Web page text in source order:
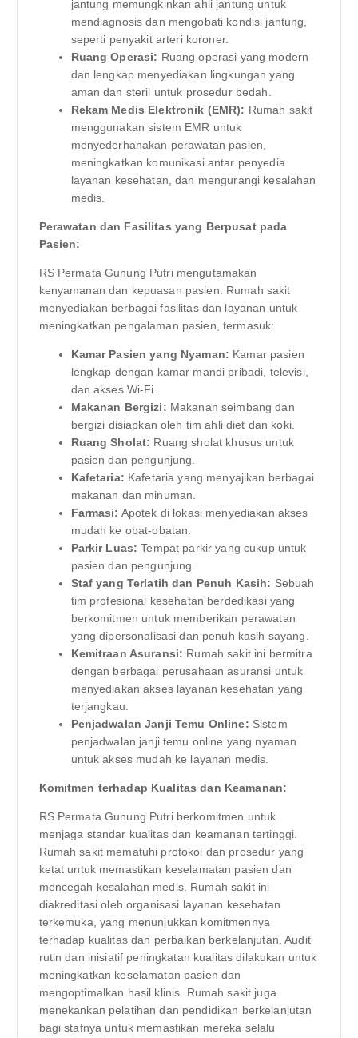
jantung memungkinkan ahli jantung untuk
mendiagnosis dan mengobati kondisi jantung,
seperti penyakit arteri koroner.
Ruang Operasi: Ruang operasi yang modern
dan lengkap menyediakan lingkungan yang
aman dan steril untuk prosedur bedah.
Rekam Medis Elektronik (EMR): Rumah sakit
menggunakan sistem EMR untuk
menyederhanakan perawatan pasien,
meningkatkan komunikasi antar penyedia
layanan kesehatan, dan mengurangi kesalahan
medis.
Perawatan dan Fasilitas yang Berpusat pada
Pasien:
RS Permata Gunung Putri mengutamakan
kenyamanan dan kepuasan pasien. Rumah sakit
menyediakan berbagai fasilitas dan layanan untuk
meningkatkan pengalaman pasien, termasuk:
Kamar Pasien yang Nyaman: Kamar pasien
lengkap dengan kamar mandi pribadi, televisi,
dan akses Wi-Fi.
Makanan Bergizi: Makanan seimbang dan
bergizi disiapkan oleh tim ahli diet dan koki.
Ruang Sholat: Ruang sholat khusus untuk
pasien dan pengunjung.
Kafetaria: Kafetaria yang menyajikan berbagai
makanan dan minuman.
Farmasi: Apotek di lokasi menyediakan akses
mudah ke obat-obatan.
Parkir Luas: Tempat parkir yang cukup untuk
pasien dan pengunjung.
Staf yang Terlatih dan Penuh Kasih: Sebuah
tim profesional kesehatan berdedikasi yang
berkomitmen untuk memberikan perawatan
yang dipersonalisasi dan penuh kasih sayang.
Kemitraan Asuransi: Rumah sakit ini bermitra
dengan berbagai perusahaan asuransi untuk
menyediakan akses layanan kesehatan yang
terjangkau.
Penjadwalan Janji Temu Online: Sistem
penjadwalan janji temu online yang nyaman
untuk akses mudah ke layanan medis.
Komitmen terhadap Kualitas dan Keamanan:
RS Permata Gunung Putri berkomitmen untuk
menjaga standar kualitas dan keamanan tertinggi.
Rumah sakit mematuhi protokol dan prosedur yang
ketat untuk memastikan keselamatan pasien dan
mencegah kesalahan medis. Rumah sakit ini
diakreditasi oleh organisasi layanan kesehatan
terkemuka, yang menunjukkan komitmennya
terhadap kualitas dan perbaikan berkelanjutan. Audit
rutin dan inisiatif peningkatan kualitas dilakukan untuk
meningkatkan keselamatan pasien dan
mengoptimalkan hasil klinis. Rumah sakit juga
menekankan pelatihan dan pendidikan berkelanjutan
bagi stafnya untuk memastikan mereka selalu